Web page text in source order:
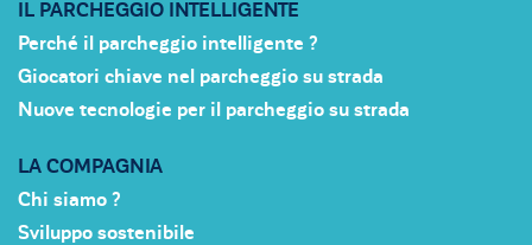
IL PARCHEGGIO INTELLIGENTE
Perché il parcheggio intelligente ?
Giocatori chiave nel parcheggio su strada
Nuove tecnologie per il parcheggio su strada
LA COMPAGNIA
Chi siamo ?
Sviluppo sostenibile